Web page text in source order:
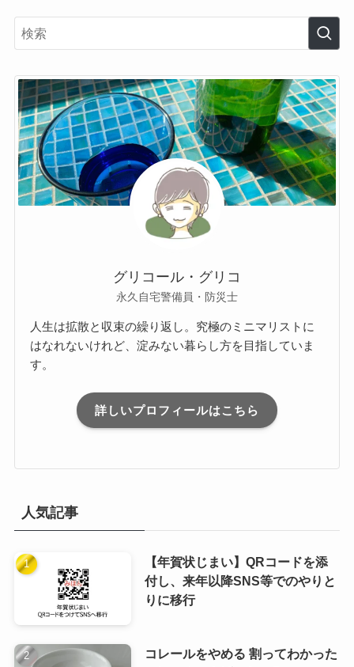
グリコール・グリコ
永久自宅警備員・防災士
人生は拡散と収束の繰り返し。究極のミニマリストに
はなれないけれど、淀みない暮らし方を目指していま
す。
詳しいプロフィールはこちら
人気記事
【年賀状じまい】QRコードを添
付し、来年以降SNS等でのやりと
りに移行
コレールをやめる 割ってわかった